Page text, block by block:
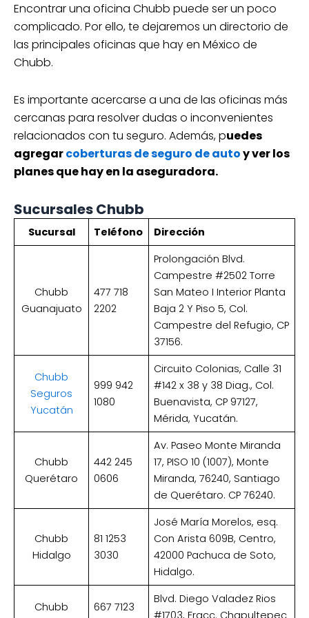
Encontrar una oficina Chubb puede ser un poco
complicado. Por ello, te dejaremos un directorio de
las principales oficinas que hay en México de
Chubb.
Es importante acercarse a una de las oficinas más
cercanas para resolver dudas o inconvenientes
relacionados con tu seguro. Además, puedes
agregarcoberturas de seguro de autoy ver los
planes que hay en la aseguradora.
Sucursales Chubb
Sucursal Teléfono Dirección
Chubb
Guanajuato
477 718
2202
Prolongación Blvd.
Campestre #2502 Torre
San Mateo I Interior Planta
Baja 2 Y Piso 5, Col.
Campestre del Refugio, CP
37156.
Chubb
Seguros
Yucatán
999 942
1080
Circuito Colonias, Calle 31
#142 x 38 y 38 Diag., Col.
Buenavista, CP 97127,
Mérida, Yucatán.
Chubb
Querétaro
442 245
0606
Av. Paseo Monte Miranda
17, PISO 10 (1007), Monte
Miranda, 76240, Santiago
de Querétaro. CP 76240.
Chubb
Hidalgo
81 1253
3030
José María Morelos, esq.
Con Arista 609B, Centro,
42000 Pachuca de Soto,
Hidalgo.
Chubb
667 7123
Blvd. Diego Valadez Rios